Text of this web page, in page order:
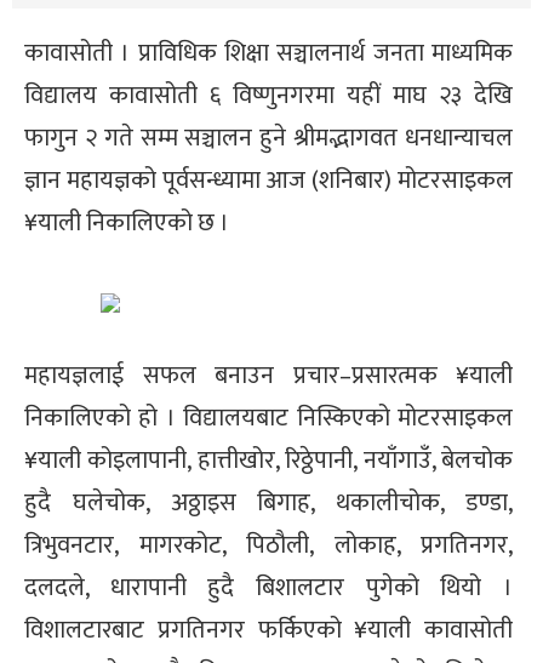
कावासोती । प्राविधिक शिक्षा सञ्चालनार्थ जनता माध्यमिक
विद्यालय कावासोती ६ विष्णुनगरमा यहीं माघ २३ देखि
फागुन २ गते सम्म सञ्चालन हुने श्रीमद्भागवत धनधान्याचल
ज्ञान महायज्ञको पूर्वसन्ध्यामा आज (शनिबार) मोटरसाइकल
¥याली निकालिएको छ ।
महायज्ञलाई सफल बनाउन प्रचार–प्रसारत्मक ¥याली
निकालिएको हो । विद्यालयबाट निस्किएको मोटरसाइकल
¥याली कोइलापानी, हात्तीखोर, रिठ्ठेपानी, नयाँगाउँ, बेलचोक
हुदै घलेचोक, अठ्ठाइस बिगाह, थकालीचोक, डण्डा,
त्रिभुवनटार, मागरकोट, पिठौली, लोकाह, प्रगतिनगर,
दलदले, धारापानी हुदै बिशालटार पुगेको थियो ।
विशालटारबाट प्रगतिनगर फर्किएको ¥याली कावासोती